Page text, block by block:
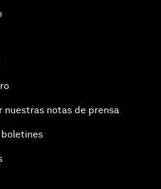
nuestras notas de prensa